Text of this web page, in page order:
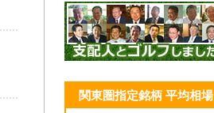
関東圏指定銘柄 平均相場